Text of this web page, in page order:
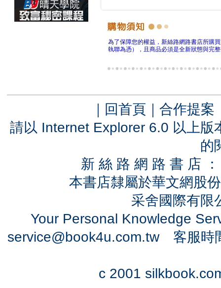
為了保障您的權益，新絲路網路書店所購
執聯為憑），且商品必須是全新狀態與完
｜ 回首頁 ｜ 合作提案
請以 Internet Explorer 6.0 以上
的
新 絲 路 網 路 書 店
本書店隸屬於華文網股
采舍國際有
Your Personal Knowledge
service@book4u.com.tw客服時
c 2001